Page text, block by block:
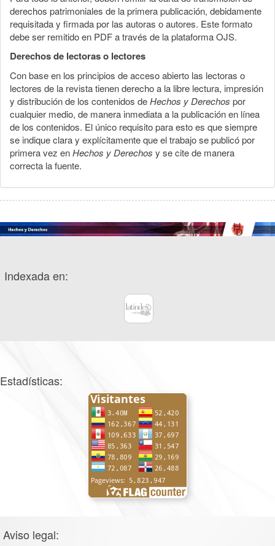
derechos patrimoniales de la primera publicación, debidamente
requisitada y firmada por las autoras o autores. Este formato
debe ser remitido en PDF a través de la plataforma OJS.
Derechos de lectoras o lectores
Con base en los principios de acceso abierto las lectoras o
lectores de la revista tienen derecho a la libre lectura, impresión
y distribución de los contenidos deHechos y Derechos por
cualquier medio, de manera inmediata a la publicación en línea
de los contenidos. El único requisito para esto es que siempre
se indique clara y explícitamente que el trabajo se publicó por
primera vez enHechos y Derechos y se cite de manera
correcta la fuente.
Indexada en:
Estadísticas:
Aviso legal: